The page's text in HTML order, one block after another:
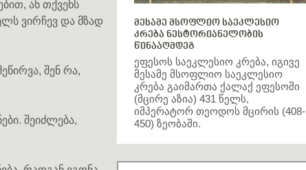
ან თქვენს
ვირჩევ და მზად
შენ რა,
შეიძლება,
მესამე მსოფლიო საეკლესიო
კრება ნესტორიანელობის
წინააღმდეგ
ეფესოს საეკლესიო კრება, იგივე
მესამე მსოფლიო საეკლესიო
კრება გაიმართა ქალაქ ეფესოში
(მცირე აზია) 431 წელს,
იმპერატორ თეოდოს მცირის (408-
450) ზეობაში.